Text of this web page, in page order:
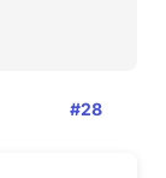
#28